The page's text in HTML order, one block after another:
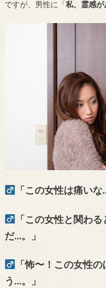
ですが、男性に「私、霊感が
「この女性は痛いな
「この女性と関わ
だ…。」
「怖〜！この女性
う…。」